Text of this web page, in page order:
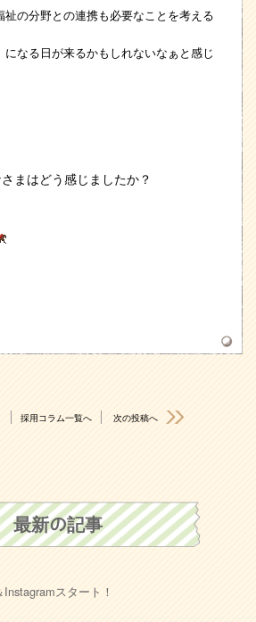
祉の分野との連携も必要なことを考える
になる日が来るかもしれないなぁと感じ
まはどう感じましたか？
採用コラム一覧へ 次の投稿へ
最新の記事
スタート！